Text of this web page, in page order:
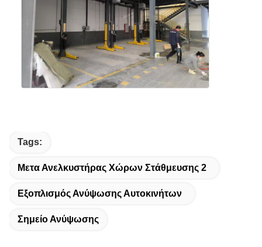
Tags:
Μετα Ανελκυστήρας Χώρων Στάθμευσης 2
Εξοπλισμός Ανύψωσης Αυτοκινήτων
Σημείο Ανύψωσης